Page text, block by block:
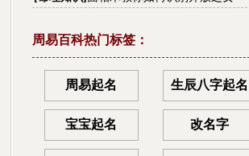
周易百科热门标签：
周易起名 生辰八字起名
宝宝起名 改名字